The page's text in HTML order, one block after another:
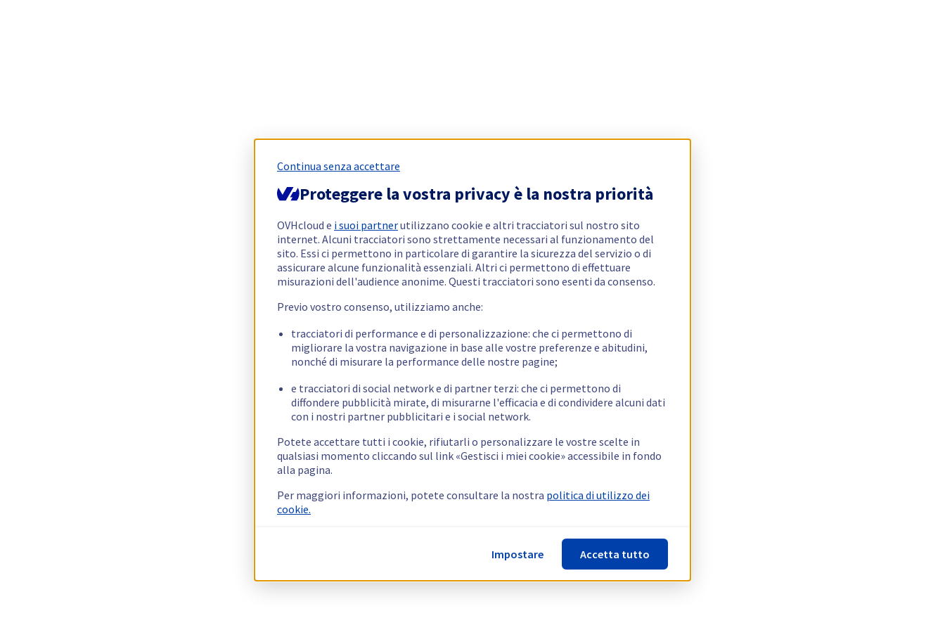
Continua senza accettare
Proteggere la vostra privacy è la nostra priorità
OVHcloud e i suoi partnerutilizzano cookie e altri tracciatori sul nostro sito
internet. Alcuni tracciatori sono strettamente necessari al funzionamento del
sito. Essi ci permettono in particolare di garantire la sicurezza del servizio o di
assicurare alcune funzionalità essenziali. Altri ci permettono di effettuare
misurazioni dell'audience anonime. Questi tracciatori sono esenti da consenso.
Previo vostro consenso, utilizziamo anche:
tracciatori di performance e di personalizzazione: che ci permettono di
migliorare la vostra navigazione in base alle vostre preferenze e abitudini,
nonché di misurare la performance delle nostre pagine;
e tracciatori di social network e di partner terzi: che ci permettono di
diffondere pubblicità mirate, di misurarne l'efficacia e di condividere alcuni dati
con i nostri partner pubblicitari e i social network.
Potete accettare tutti i cookie, rifiutarli o personalizzare le vostre scelte in
qualsiasi momento cliccando sul link «Gestisci i miei cookie» accessibile in fondo
alla pagina.
Per maggiori informazioni, potete consultare la nostra politica di utilizzo dei
cookie.
Impostare Accetta tutto